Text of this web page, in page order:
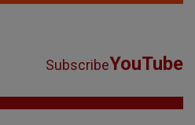
SubscribeYouTube